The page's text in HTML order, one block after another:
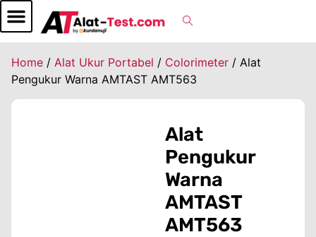
Home / Alat Ukur Portabel / Colorimeter / Alat
Pengukur Warna AMTAST AMT563
Alat
Pengukur
Warna
AMTAST
AMT563